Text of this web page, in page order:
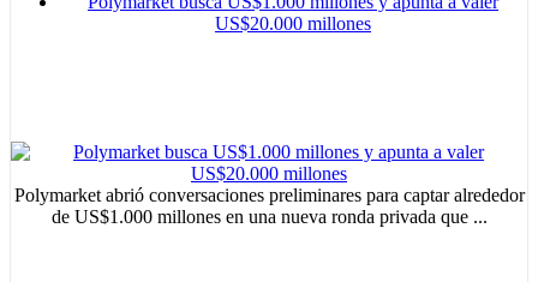
US$20.000 millones
Polymarket abrió conversaciones preliminares para captar alrededor
de US$1.000 millones en una nueva ronda privada que ...